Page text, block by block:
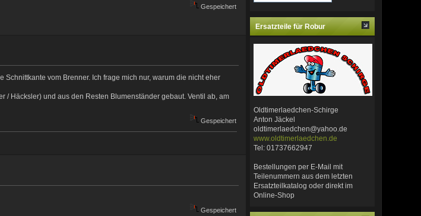
Gespeichert
vom Brenner. Ich frage mich nur, warum die nicht eher
/ Häcksler) und aus den Resten Blumenständer gebaut. Ventil ab, am
Gespeichert
Gespeichert
Ersatzteile für Robur
Oldtimerlaedchen-Schirge
Anton Jäckel
oldtimerlaedchen@yahoo.de
www.oldtimerlaedchen.de
Tel: 01737662947
Bestellungen per E-Mail mit
Teilenummern aus dem letzten
Ersatzteilkatalog oder direkt im
Online-Shop